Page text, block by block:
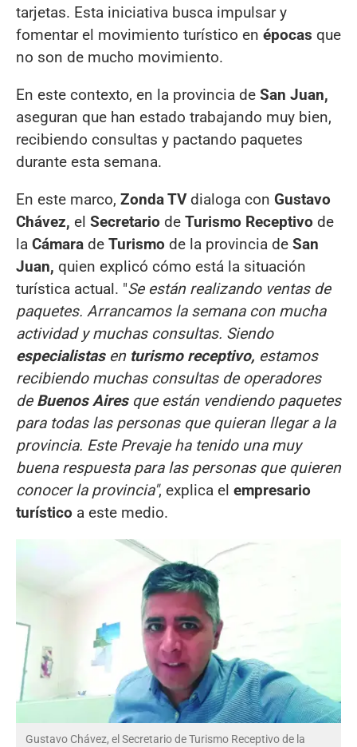
tarjetas. Esta iniciativa busca impulsar y
fomentar el movimiento turístico en épocas que
no son de mucho movimiento.
En este contexto, en la provincia de San Juan,
aseguran que han estado trabajando muy bien,
recibiendo consultas y pactando paquetes
durante esta semana.
En este marco, Zonda TVdialoga con Gustavo
Chávez, el Secretario de Turismo Receptivo de
la Cámara de Turismo de la provincia de San
Juan, quien explicó cómo está la situación
turística actual. "Se están realizando ventas de
paquetes. Arrancamos la semana con mucha
actividad y muchas consultas. Siendo
especialistasen turismo receptivo, estamos
recibiendo muchas consultas de operadores
de Buenos Airesque están vendiendo paquetes
para todas las personas que quieran llegar a la
provincia. Este Prevaje ha tenido una muy
buena respuesta para las personas que quieren
conocer la provincia", explica el empresario
turístico a este medio.
Gustavo Chávez, el Secretario de Turismo Receptivo de la